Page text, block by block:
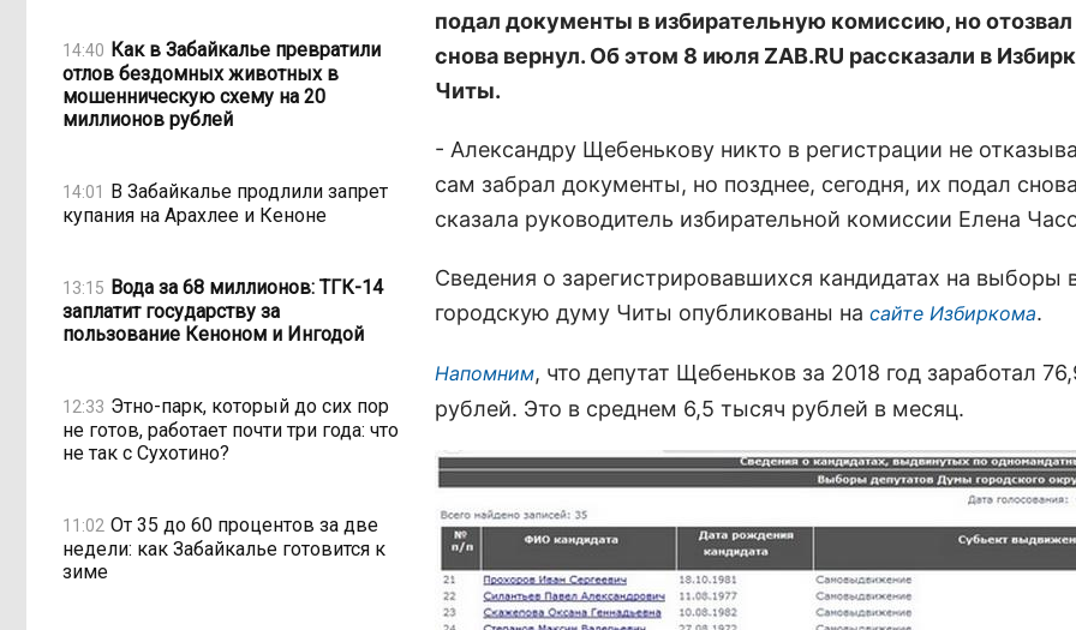
14:40 Как в Забайкалье превратили
отлов бездомных животных в
мошенническую схему на 20
миллионов рублей
14:01 В Забайкалье продлили запрет
купания на Арахлее и Кеноне
13:15 Вода за 68 миллионов: ТГК-14
заплатит государству за
пользование Кеноном и Ингодой
12:33 Этно-парк, который до сих пор
не готов, работает почти три года: что
не так с Сухотино?
11:02 От 35 до 60 процентов за две
недели: как Забайкалье готовится к
зиме
подал документы в избирательную комиссию, но отозвал
снова вернул. Об этом 8 июля ZAB.RU рассказали в
Читы.
- Александру Щебенькову никто в регистрации не
сам забрал документы, но позднее, сегодня, их подал
сказала руководитель избирательной комиссии Елена
Сведения о зарегистрировавшихся кандидатах на выборы
городскую думу Читы опубликованы на сайте Избиркома.
Напомним, что депутат Щебеньков за 2018 год заработал
рублей. Это в среднем 6,5 тысяч рублей в месяц.